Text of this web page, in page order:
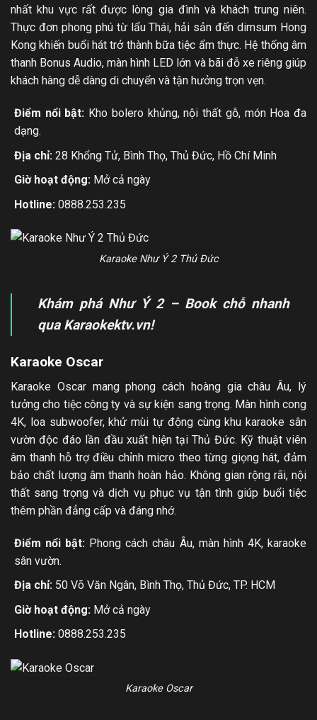
nhất khu vực rất được lòng gia đình và khách trung niên.
Thực đơn phong phú từ lẩu Thái, hải sản đến dimsum Hong
Kong khiến buổi hát trở thành bữa tiệc ẩm thực. Hệ thống âm
thanh Bonus Audio, màn hình LED lớn và bãi đỗ xe riêng giúp
khách hàng dễ dàng di chuyển và tận hưởng trọn vẹn.
Điểm nổi bật: Kho bolero khủng, nội thất gỗ, món Hoa đa
dạng.
Địa chỉ: 28 Khổng Tử, Bình Thọ, Thủ Đức, Hồ Chí Minh
Giờ hoạt động:Mở cả ngày
Hotline: 0888.253.235
Karaoke Như Ý 2 Thủ Đức
Khám phá Như Ý 2 – Book chỗ nhanh
qua Karaokektv.vn!
Karaoke Oscar
Karaoke Oscar mang phong cách hoàng gia châu Âu, lý
tưởng cho tiệc công ty và sự kiện sang trọng. Màn hình cong
4K, loa subwoofer, khử mùi tự động cùng khu karaoke sân
vườn độc đáo lần đầu xuất hiện tại Thủ Đức. Kỹ thuật viên
âm thanh hỗ trợ điều chỉnh micro theo từng giọng hát, đảm
bảo chất lượng âm thanh hoàn hảo. Không gian rộng rãi, nội
thất sang trọng và dịch vụ phục vụ tận tình giúp buổi tiệc
thêm phần đẳng cấp và đáng nhớ.
Điểm nổi bật: Phong cách châu Âu, màn hình 4K, karaoke
sân vườn.
Địa chỉ:50 Võ Văn Ngân, Bình Thọ, Thủ Đức, TP. HCM
Giờ hoạt động:Mở cả ngày
Hotline:0888.253.235
Karaoke Oscar